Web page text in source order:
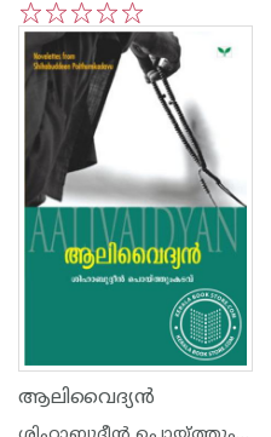
5
4
3
2
1
ആലിവൈദ്യ‌ന്‍